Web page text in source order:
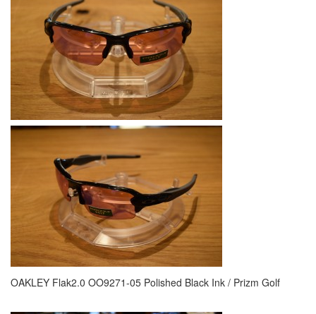
OAKLEY Flak2.0 OO9271-05 Polished Black Ink / Prizm Golf